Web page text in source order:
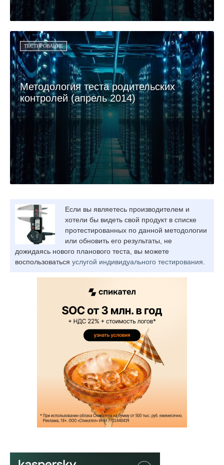
ТЕСТИРОВАНИЕ
Методология теста родительских
контролей (апрель 2014)
Если вы являетесь производителем и
хотели бы видеть свой продукт в списке
протестированных по данной методологии
или обновить его результаты, не
дожидаясь нового планового теста, вы можете
воспользоваться услугой индивидуального тестирования.